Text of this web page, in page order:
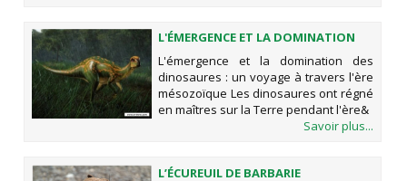
L'ÉMERGENCE ET LA DOMINATION
DES DINOSAURES : UN VOYAGE À
TRAVERS L'ÈRE MÉSOZOÏQUE
L'émergence et la domination des
dinosaures : un voyage à travers l'ère
mésozoïque Les dinosaures ont régné
en maîtres sur la Terre pendant l'ère&
Savoir plus...
L’ÉCUREUIL DE BARBARIE